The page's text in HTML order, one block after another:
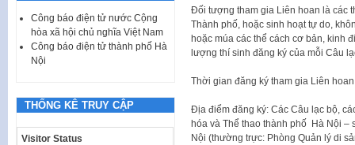
Đối tượng tham gia Liên hoan là các
Thành phố, hoặc sinh hoạt tự do,
hoặc múa các thể cách cơ bản, kinh
lượng thí sinh đăng ký của mỗi Câu
Thời gian đăng ký tham gia Liên
Địa điểm đăng ký: Các Câu lạc bộ,
hóa và Thể thao thành phố Hà Nội
Nội (thường trực: Phòng Quản lý di
Công báo điện tử nước Cộng
hòa xã hội chủ nghĩa Việt Nam
Công báo điện tử thành phố Hà
Nội
THỐNG KÊ TRUY CẬP
Visitor Status